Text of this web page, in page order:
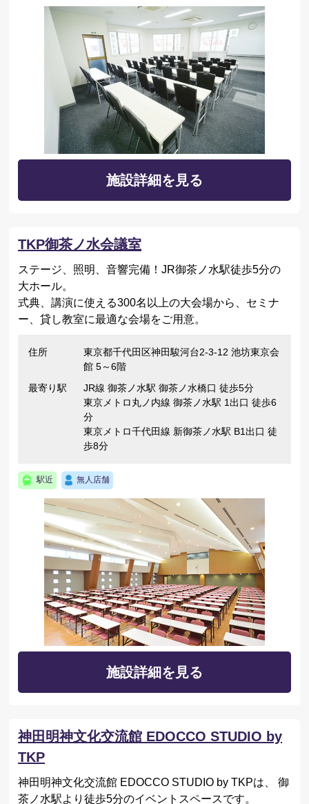
施設詳細を見る
TKP御茶ノ水会議室
ステージ、照明、音響完備！JR御茶ノ水駅徒歩5分の
大ホール。
式典、講演に使える300名以上の大会場から、セミナ
ー、貸し教室に最適な会場をご用意。
住所
東京都千代田区神田駿河台2-3-12 池坊東京会
館 5～6階
最寄り駅
JR線 御茶ノ水駅 御茶ノ水橋口 徒歩5分
東京メトロ丸ノ内線 御茶ノ水駅 1出口 徒歩6
分
東京メトロ千代田線 新御茶ノ水駅 B1出口 徒
歩8分
駅近 無人店舗
施設詳細を見る
神田明神文化交流館 EDOCCO STUDIO by
TKP
神田明神文化交流館 EDOCCO STUDIO by TKPは、 御
茶ノ水駅より徒歩5分のイベントスペースです。